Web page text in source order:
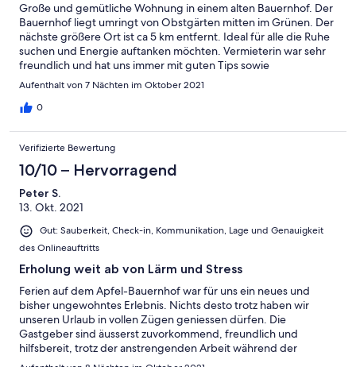
Große und gemütliche Wohnung in einem alten Bauernhof. Der
Bauernhof liegt umringt von Obstgärten mitten im Grünen. Der
nächste größere Ort ist ca 5 km entfernt. Ideal für alle die Ruhe
suchen und Energie auftanken möchten. Vermieterin war sehr
freundlich und hat uns immer mit guten Tips sowie
verschiedenen Köstlichkeiten des Hofs versorgt. Wir haben
tollen Landschaft sehr genossen.
Aufenthalt von 7 Nächten im Oktober 2021
0
Verifizierte Bewertung
10/10 – Hervorragend
Peter S.
13. Okt. 2021
Gut: Sauberkeit, Check-in, Kommunikation, Lage und Genauigkeit
des Onlineauftritts
Erholung weit ab von Lärm und Stress
Ferien auf dem Apfel-Bauernhof war für uns ein neues und
bisher ungewohntes Erlebnis. Nichts desto trotz haben wir
unseren Urlaub in vollen Zügen geniessen dürfen. Die
Gastgeber sind äusserst zuvorkommend, freundlich und
hilfsbereit, trotz der anstrengenden Arbeit während der
Erntezeit! Für Natur liebende Wanderer und Familien mit